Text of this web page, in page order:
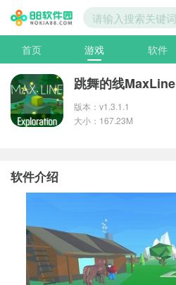
首页 游戏 软件
跳舞的线MaxLine
版本：v1.3.1.1
大小：167.23M
软件介绍